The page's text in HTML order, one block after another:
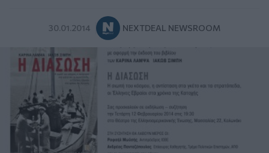
30.01.2014 NEXTDEAL NEWSROOM